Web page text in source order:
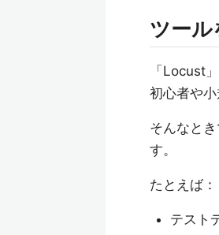
ツール
「Locust
初心者や
そんなとき
す。
たとえば：
テスト